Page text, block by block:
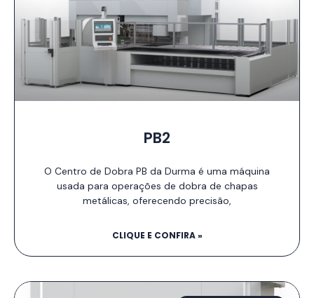
PB2
O Centro de Dobra PB da Durma é uma máquina
usada para operações de dobra de chapas
metálicas, oferecendo precisão,
CLIQUE E CONFIRA »